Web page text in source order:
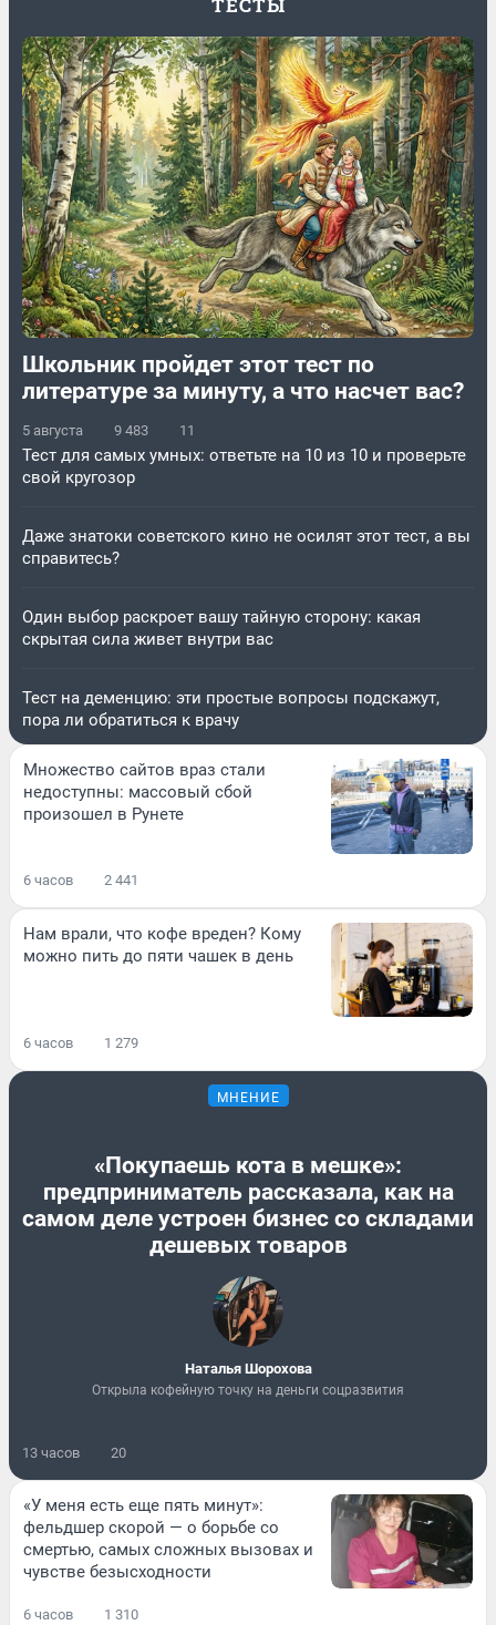
ТЕСТЫ
Школьник пройдет этот тест по
литературе за минуту, а что насчет вас?
5 августа 9 483 11
Тест для самых умных: ответьте на 10 из 10 и проверьте
свой кругозор
Даже знатоки советского кино не осилят этот тест, а вы
справитесь?
Один выбор раскроет вашу тайную сторону: какая
скрытая сила живет внутри вас
Тест на деменцию: эти простые вопросы подскажут,
пора ли обратиться к врачу
Множество сайтов враз стали
недоступны: массовый сбой
произошел в Рунете
6 часов 2 441
Нам врали, что кофе вреден? Кому
можно пить до пяти чашек в день
6 часов 1 279
МНЕНИЕ
«Покупаешь кота в мешке»:
предприниматель рассказала, как на
самом деле устроен бизнес со складами
дешевых товаров
Наталья Шорохова
Открыла кофейную точку на деньги соцразвития
13 часов 20
«У меня есть еще пять минут»:
фельдшер скорой — о борьбе со
смертью, самых сложных вызовах и
чувстве безысходности
6 часов 1 310